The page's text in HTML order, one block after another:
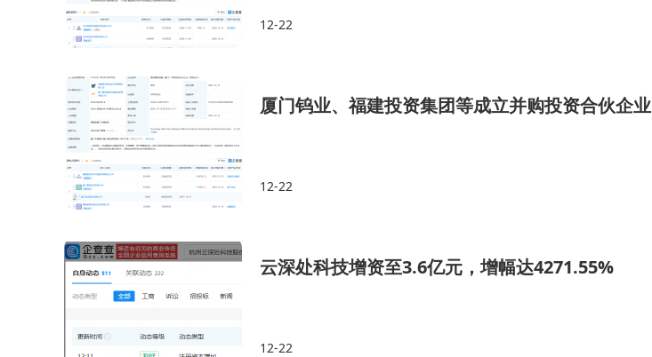
12-22
厦门钨业、福建投资集团等成立并购投资合伙企业
12-22
云深处科技增资至3.6亿元，增幅达4271.55%
12-22